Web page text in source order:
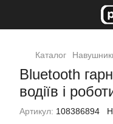
Каталог
Bluetooth
водіїв і
Артикул: 108386894